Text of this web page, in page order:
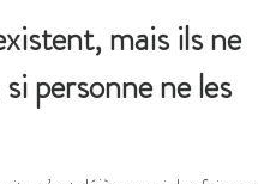
mais ils ne
personne ne les